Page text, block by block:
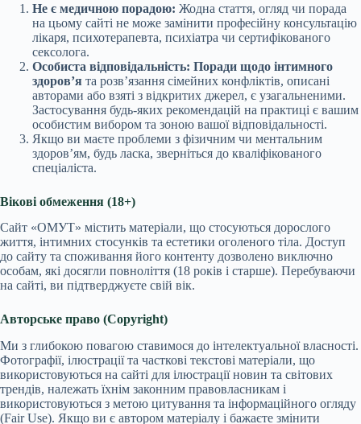
Не є медичною порадою: Жодна стаття, огляд чи порада
на цьому сайті не може замінити професійну консультацію
лікаря, психотерапевта, психіатра чи сертифікованого
сексолога.
Особиста відповідальність: Поради щодо інтимного
здоров’я та розв’язання сімейних конфліктів, описані
авторами або взяті з відкритих джерел, є узагальненими.
Застосування будь-яких рекомендацій на практиці є вашим
особистим вибором та зоною вашої відповідальності.
Якщо ви маєте проблеми з фізичним чи ментальним
здоров’ям, будь ласка, зверніться до кваліфікованого
спеціаліста.
Вікові обмеження (18+)
Сайт «ОМУТ» містить матеріали, що стосуються дорослого
життя, інтимних стосунків та естетики оголеного тіла. Доступ
до сайту та споживання його контенту дозволено виключно
особам, які досягли повноліття (18 років і старше). Перебуваючи
на сайті, ви підтверджуєте свій вік.
Авторське право (Copyright)
Ми з глибокою повагою ставимося до інтелектуальної власності.
Фотографії, ілюстрації та часткові текстові матеріали, що
використовуються на сайті для ілюстрації новин та світових
трендів, належать їхнім законним правовласникам і
використовуються з метою цитування та інформаційного огляду
(Fair Use). Якщо ви є автором матеріалу і бажаєте змінити